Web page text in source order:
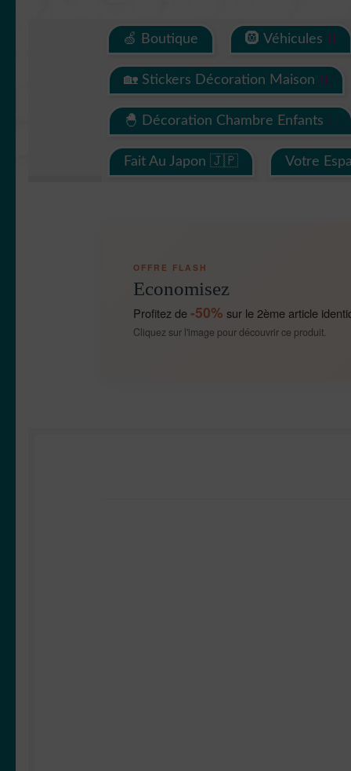
🍏 Boutique 🛞 Véhicules
🏡 Stickers Décoration Maison
🐣 Décoration Chambre Enfants
Fait Au Japon 🇯🇵 Votre
OFFRE FLASH
Economisez
Profitez de-50% sur le 2ème article
Cliquez sur l'image pour découvrir ce produit.